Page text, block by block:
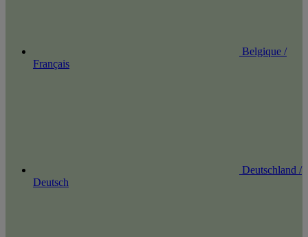
Belgique /
Français
Deutschland /
Deutsch